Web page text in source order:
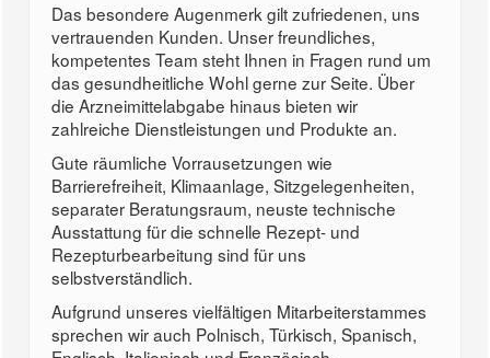
Das besondere Augenmerk gilt zufriedenen, uns
vertrauenden Kunden. Unser freundliches,
kompetentes Team steht Ihnen in Fragen rund um
das gesundheitliche Wohl gerne zur Seite. Über
die Arzneimittelabgabe hinaus bieten wir
zahlreiche Dienstleistungen und Produkte an.
Gute räumliche Vorrausetzungen wie
Barrierefreiheit, Klimaanlage, Sitzgelegenheiten,
separater Beratungsraum, neuste technische
Ausstattung für die schnelle Rezept- und
Rezepturbearbeitung sind für uns
selbstverständlich.
Aufgrund unseres vielfältigen Mitarbeiterstammes
sprechen wir auch Polnisch, Türkisch, Spanisch,